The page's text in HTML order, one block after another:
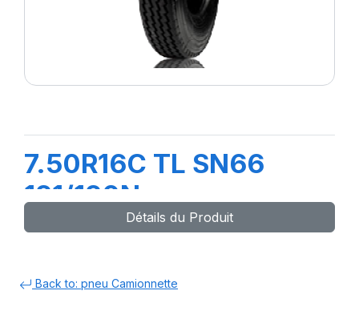
7.50R16C TL SN66
121/120N
Détails du Produit
Back to: pneu Camionnette